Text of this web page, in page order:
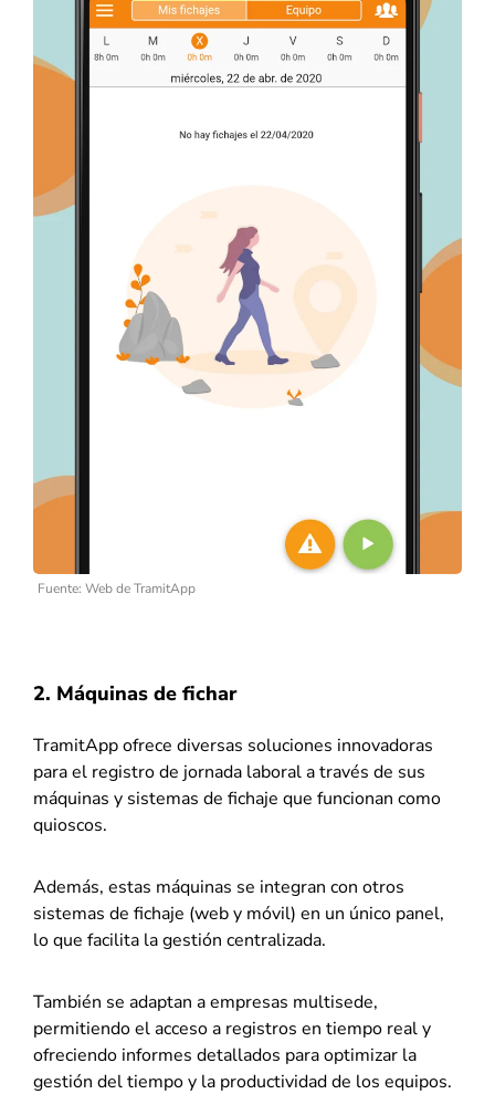
Fuente: Web de TramitApp
2. Máquinas de fichar
TramitApp ofrece diversas soluciones innovadoras
para el registro de jornada laboral a través de sus
máquinas y sistemas de fichaje que funcionan como
quioscos.
Además, estas máquinas se integran con otros
sistemas de fichaje (web y móvil) en un único panel,
lo que facilita la gestión centralizada.
También se adaptan a empresas multisede,
permitiendo el acceso a registros en tiempo real y
ofreciendo informes detallados para optimizar la
gestión del tiempo y la productividad de los equipos.